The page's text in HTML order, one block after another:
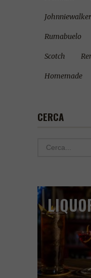
Johnniewalker
Rumabuelo
Scotch
Homemade
CERCA